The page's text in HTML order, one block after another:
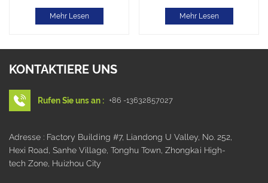
MCU, ST7789T3
Mehr Lesen
Display
Mehr Lesen
KONTAKTIERE UNS
Rufen Sie uns an : +86 -13632857027
Adresse : Factory Building #7, Liandong U Valley, No. 252,
Hexi Road, Sanhe Village, Tonghu Town, Zhongkai High-
tech Zone, Huizhou City